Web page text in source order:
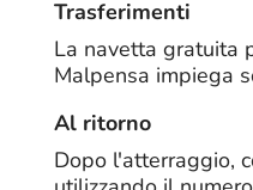
Trasferimenti
La navetta gratuita
Malpensa impiega
Al ritorno
Dopo l'atterraggio,